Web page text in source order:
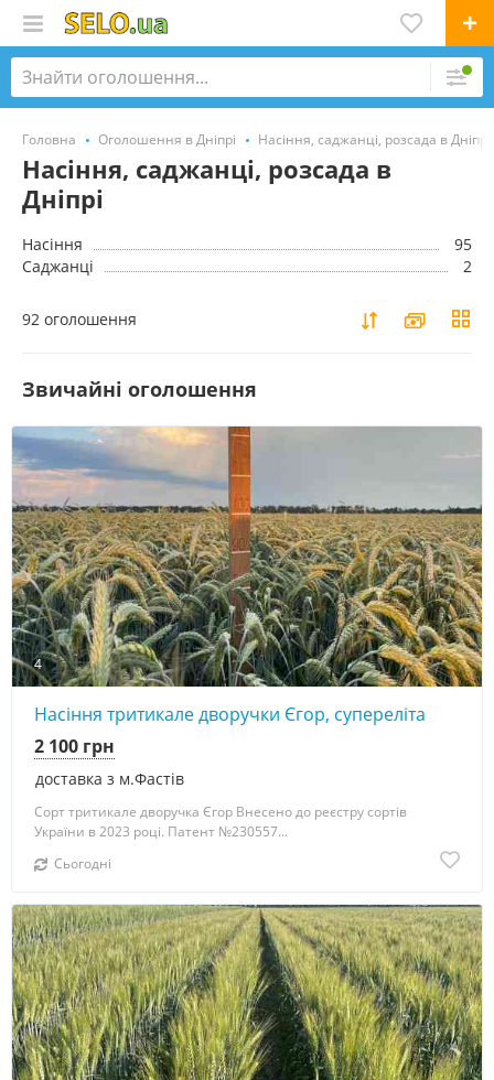
Головна Оголошення в Дніпрі Насіння, саджанці, розсада в Дніпрі
Насіння, саджанці, розсада в
Дніпрі
Насіння
95
Саджанці
2
92 оголошення
Звичайні оголошення
4
Насіння тритикале дворучки Єгор, супереліта
доставка з м.Фастів
2 100 грн
Сорт тритикале дворучка Єгор Внесено до реєстру сортів
України в 2023 році. Патент №230557...
Сьогодні